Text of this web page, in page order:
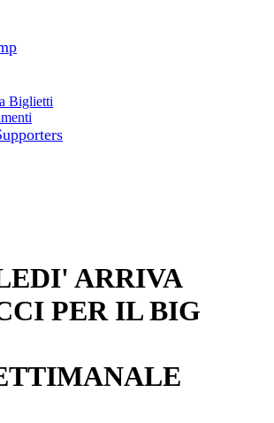
Biglietti
ARRIVA
PER IL BIG